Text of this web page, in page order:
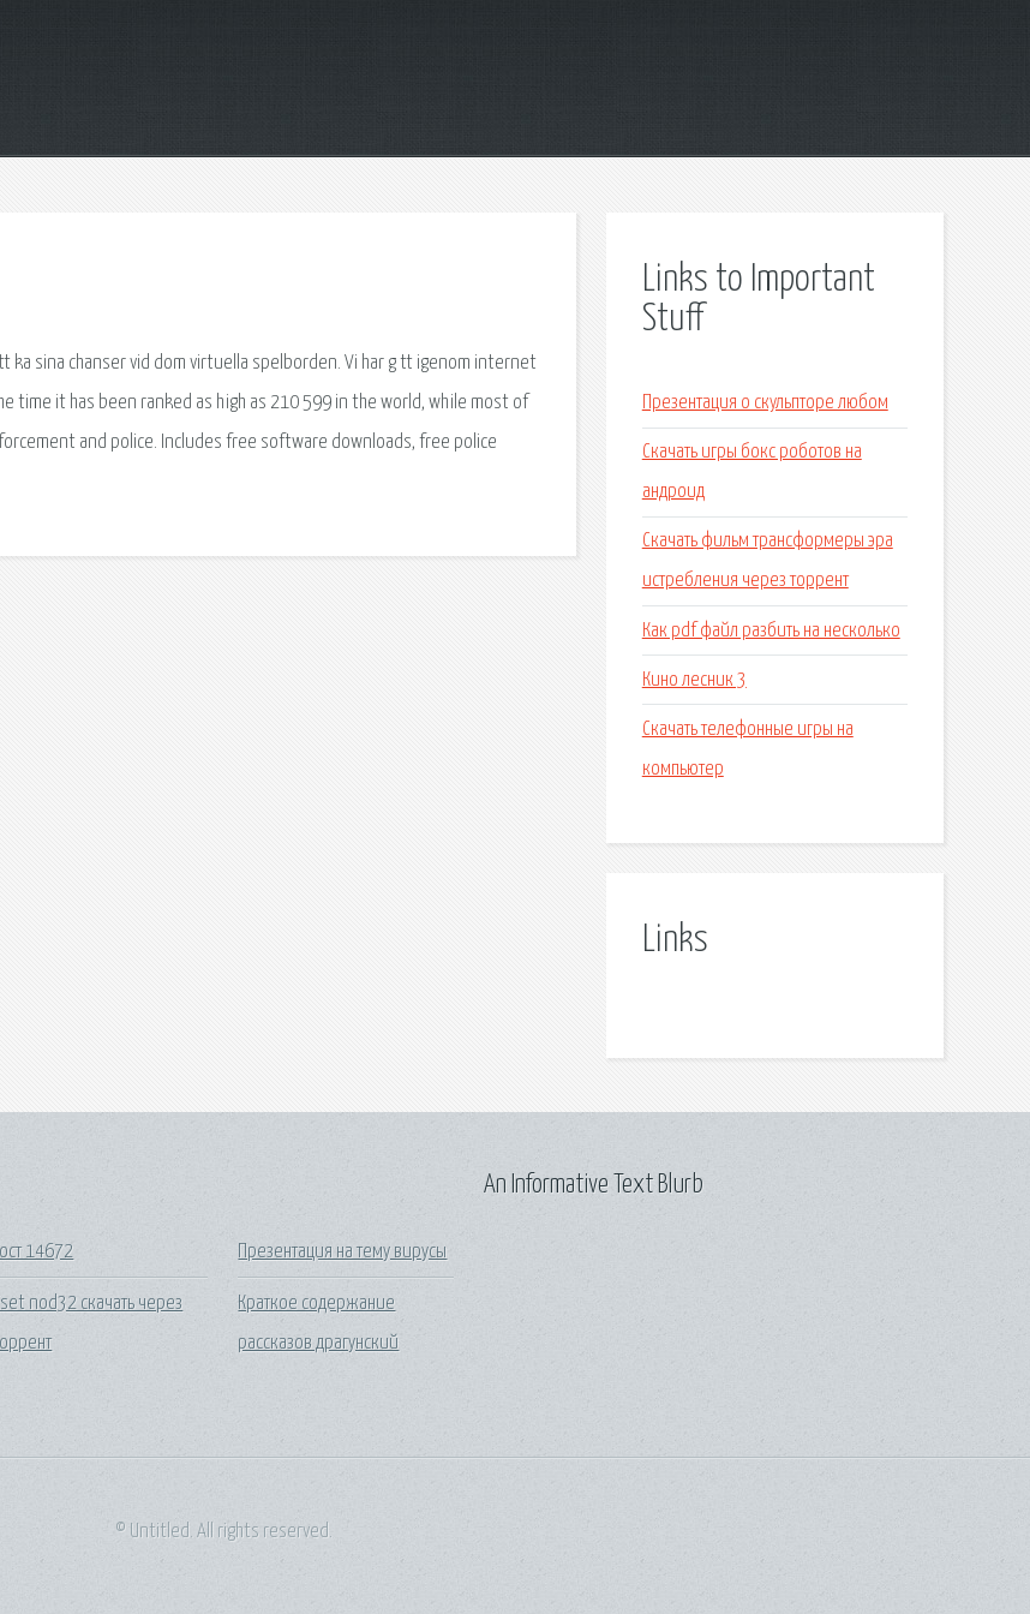
ka sina chanser vid dom virtuella spelborden. Vi har g tt igenom internet
time it has been ranked as high as 210 599 in the world, while most of
and police. Includes free software downloads, free police
Links to Important
Stuff
Презентация о скульпторе любом
Скачать игры бокс роботов на
андроид
Скачать фильм трансформеры эра
истребления через торрент
Как pdf файл разбить на несколько
Кино лесник 3
Скачать телефонные игры на
компьютер
Links
14672
nod32 скачать через
Презентация на тему вирусы
Краткое содержание
рассказов драгунский
An Informative Text Blurb
© Untitled. All rights reserved.